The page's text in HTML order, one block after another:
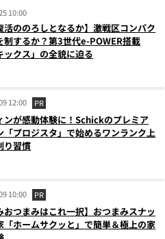
10:00
活ののろしとなるか】激戦区コンパク
制するか？第3世代e-POWER搭載
ックス」の全貌に迫る
12:00 PR
ンが感動体験に！Schickのプレミア
「プロジスタ」で始めるワンランク上
り習慣
10:00 PR
おつまみはこれ一択】おつまみスナッ
「ホームサクッと」で簡単＆極上の家